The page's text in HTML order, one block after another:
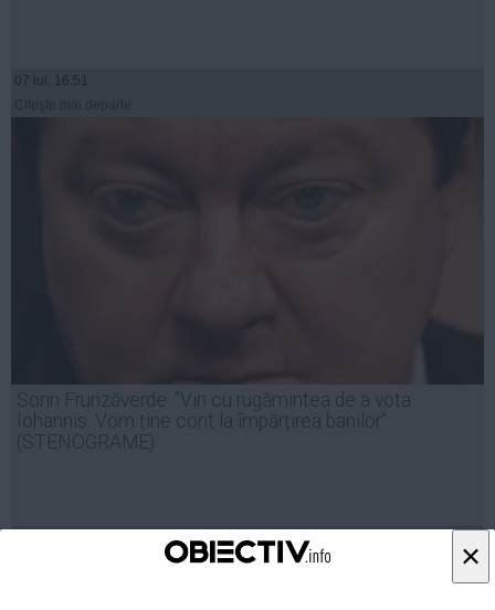
×
07 iul, 16:51
Sorin Frunzăverde: "Vin cu rugămintea de a vota
Iohannis. Vom ține cont la împărțirea banilor"
(STENOGRAME)